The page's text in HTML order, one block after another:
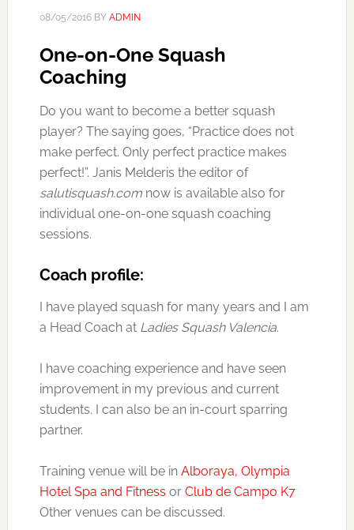
08/05/2016BY ADMIN
One-on-One Squash
Coaching
Do you want to become a better squash
player? The saying goes, “Practice does not
make perfect. Only perfect practice makes
perfect!”. Janis Melderis the editor of
salutisquash.com now is available also for
individual one-on-one squash coaching
sessions.
Coach profile:
I have played squash for many years and I am
a Head Coach at Ladies Squash Valencia.
I have coaching experience and have seen
improvement in my previous and current
students. I can also be an in-court sparring
partner.
Training venue will be in Alboraya, Olympia
Hotel Spa and Fitness or Club de Campo K7
Other venues can be discussed.